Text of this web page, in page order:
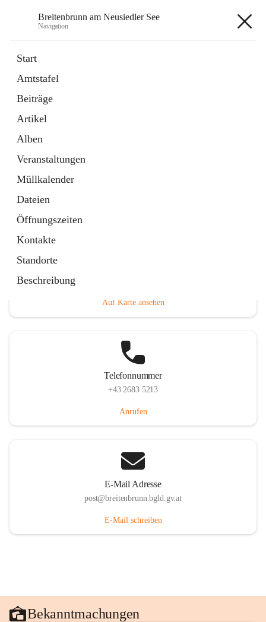
Breitenbrunn am Neusiedler See
Navigation
Start
Amtstafel
Beiträge
Artikel
Alben
Veranstaltungen
Müllkalender
Dateien
Öffnungszeiten
Kontakte
Standorte
Beschreibung
18 Schnellzugriffe
Gemeindeservice
Auf Karte ansehen
Telefonnummer
+43 2683 5213
Anrufen
E-Mail Adresse
post@breitenbrunn.bgld.gv.at
E-Mail schreiben
Bekanntmachungen